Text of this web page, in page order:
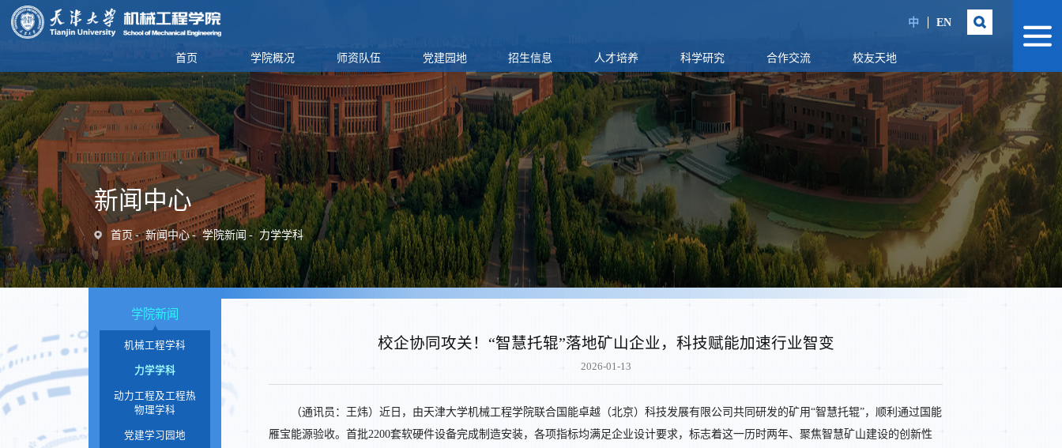
中 EN
首页 学院概况 师资队伍 党建园地 招生信息 人才培养 科学研究 合作交流 校友天地
新闻中心
首页 新闻中心 学院新闻 力学学科
校企协同攻关！“智慧托辊”落地矿山企业，科技赋能加速行业智变
2026-01-13
（通讯员：王炜）近日，由天津大学机械工程学院联合国能卓越（北京）科技发展有限公司共同研发的矿用“智慧托辊”，顺利通过国能
雁宝能源验收。首批2200套软硬件设备完成制造安装，各项指标均满足企业设计要求，标志着这一历时两年、聚焦智慧矿山建设的创新性
学院新闻
机械工程学科
力学学科
动力工程及工程热
物理学科
党建学习园地